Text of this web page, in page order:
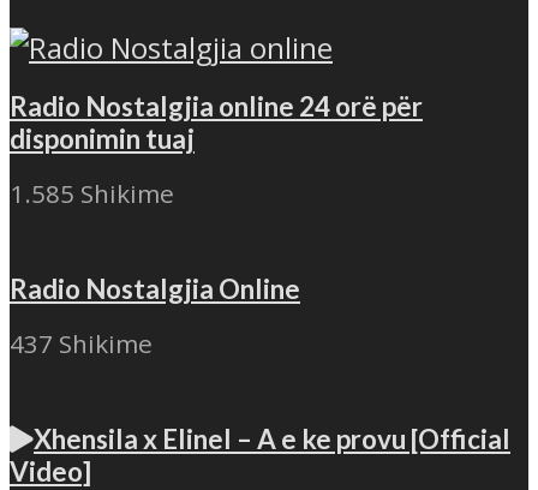
Radio Nostalgjia online 24 orë për
disponimin tuaj
1.585 Shikime
Radio Nostalgjia Online
437 Shikime
Xhensila x Elinel – A e ke provu [Official
Video]